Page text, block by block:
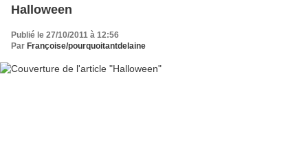
Halloween
Publié le 27/10/2011 à 12:56
Par Françoise/pourquoitantdelaine